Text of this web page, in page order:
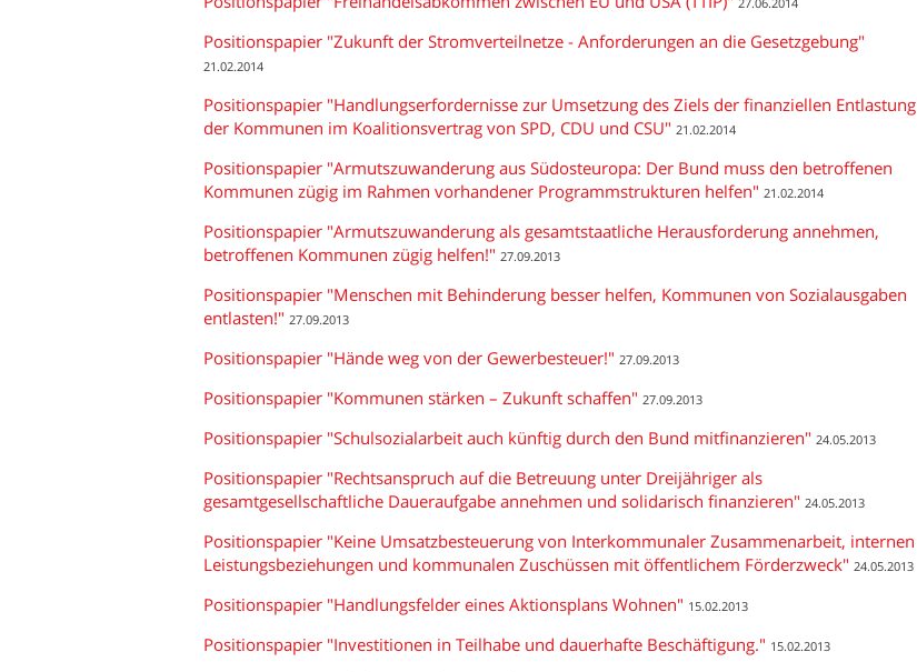
Positionspapier "Zukunft der Stromverteilnetze - Anforderungen an die Gesetzgebung"
21.02.2014
Positionspapier "Handlungserfordernisse zur Umsetzung des Ziels der finanziellen Entlastung
der Kommunen im Koalitionsvertrag von SPD, CDU und CSU" 21.02.2014
Positionspapier "Armutszuwanderung aus Südosteuropa: Der Bund muss den betroffenen
Kommunen zügig im Rahmen vorhandener Programmstrukturen helfen" 21.02.2014
Positionspapier "Armutszuwanderung als gesamtstaatliche Herausforderung annehmen,
betroffenen Kommunen zügig helfen!" 27.09.2013
Positionspapier "Menschen mit Behinderung besser helfen, Kommunen von Sozialausgaben
entlasten!" 27.09.2013
Positionspapier "Hände weg von der Gewerbesteuer!" 27.09.2013
Positionspapier "Kommunen stärken – Zukunft schaffen" 27.09.2013
Positionspapier "Schulsozialarbeit auch künftig durch den Bund mitfinanzieren" 24.05.2013
Positionspapier "Rechtsanspruch auf die Betreuung unter Dreijähriger als
gesamtgesellschaftliche Daueraufgabe annehmen und solidarisch finanzieren" 24.05.2013
Positionspapier "Keine Umsatzbesteuerung von Interkommunaler Zusammenarbeit, internen
Leistungsbeziehungen und kommunalen Zuschüssen mit öffentlichem Förderzweck" 24.05.2013
Positionspapier "Handlungsfelder eines Aktionsplans Wohnen" 15.02.2013
Positionspapier "Investitionen in Teilhabe und dauerhafte Beschäftigung." 15.02.2013